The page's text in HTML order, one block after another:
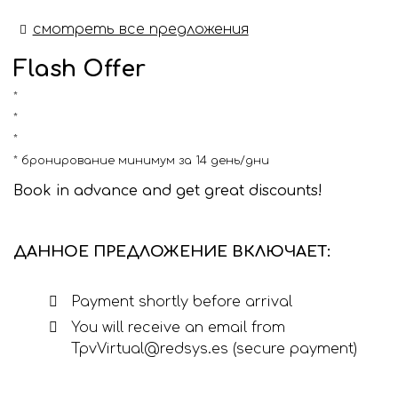
смотреть все предложения
Flash Offer
бронирование минимум за 14 день/дни
Book in advance and get great discounts!
ДАННОЕ ПРЕДЛОЖЕНИЕ ВКЛЮЧАЕТ:
Payment shortly before arrival
You will receive an email from
TpvVirtual@redsys.es (secure payment)